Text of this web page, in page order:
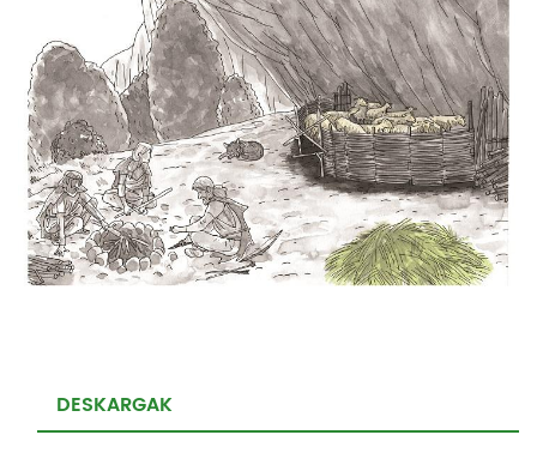
DESKARGAK